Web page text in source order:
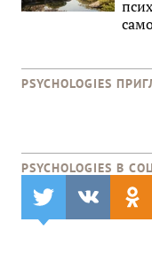
PSYCHOLOGIES
PSYCHOLOGIES В